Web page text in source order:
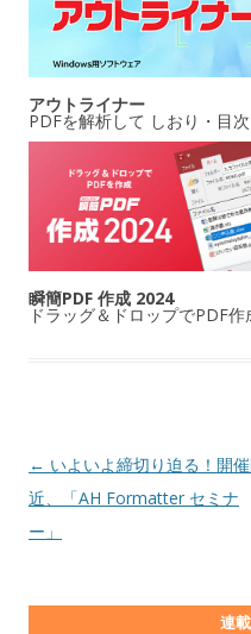
アウトライナー
PDFを解析して しおり・目
瞬簡PDF 作成 2024
ドラッグ＆ドロップでPDF作
投稿ナビゲーション
← いよいよ締切り迫る！開
近、「AH Formatter セミナ
ー」
連